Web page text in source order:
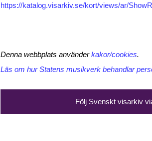
https://katalog.visarkiv.se/kort/views/ar/
Denna webbplats använderkakor/cookies.
Läs om hur Statens musikverk behandlar
Följ Svenskt visarkiv